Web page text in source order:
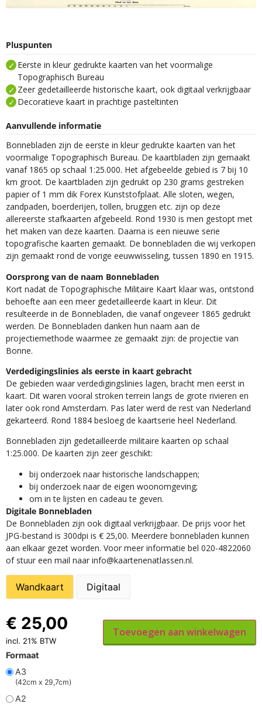
Pluspunten
Eerste in kleur gedrukte kaarten van het voormalige
Topographisch Bureau
Zeer gedetailleerde historische kaart, ook digitaal verkrijgbaar
Decoratieve kaart in prachtige pasteltinten
Aanvullende informatie
Bonnebladen zijn de eerste in kleur gedrukte kaarten van het
voormalige Topographisch Bureau. De kaartbladen zijn gemaakt
vanaf 1865 op schaal 1:25.000. Het afgebeelde gebied is 7 bij 10
km groot. De kaartbladen zijn gedrukt op 230 grams gestreken
papier of 1 mm dik Forex Kunststofplaat. Alle sloten, wegen,
zandpaden, boerderijen, tollen, bruggen etc. zijn op deze
allereerste stafkaarten afgebeeld. Rond 1930 is men gestopt met
het maken van deze kaarten. Daarna is een nieuwe serie
topografische kaarten gemaakt. De bonnebladen die wij verkopen
zijn gemaakt rond de vorige eeuwwisseling, tussen 1890 en 1915.
Oorsprong van de naam Bonnebladen
Kort nadat de Topographische Militaire Kaart klaar was, ontstond
behoefte aan een meer gedetailleerde kaart in kleur. Dit
resulteerde in de Bonnebladen, die vanaf ongeveer 1865 gedrukt
werden. De Bonnebladen danken hun naam aan de
projectiemethode waarmee ze gemaakt zijn: de projectie van
Bonne.
Verdedigingslinies als eerste in kaart gebracht
De gebieden waar verdedigingslinies lagen, bracht men eerst in
kaart. Dit waren vooral stroken terrein langs de grote rivieren en
later ook rond Amsterdam. Pas later werd de rest van Nederland
gekarteerd. Rond 1884 besloeg de kaartserie heel Nederland.
Bonnebladen zijn gedetailleerde militaire kaarten op schaal
1:25.000. De kaarten zijn zeer geschikt:​
​bij onderzoek naar historische landschappen;
bij onderzoek naar de eigen woonomgeving;
om in te lijsten en cadeau te geven.
Digitale Bonnebladen
De Bonnebladen zijn ook digitaal verkrijgbaar. De prijs voor het
JPG-bestand is 300dpi is € 25,00. Meerdere bonnebladen kunnen
aan elkaar gezet worden. Voor meer informatie bel 020-4822060
of stuur een mail naar info@kaartenenatlassen.nl.
Wandkaart Digitaal
Formaat
A3
(42cm x 29,7cm)
A2
€ 25,00
incl. 21% BTW
Toevoegen aan winkelwagen